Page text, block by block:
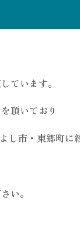
ています。
頂いており
し市・東郷町に
い。